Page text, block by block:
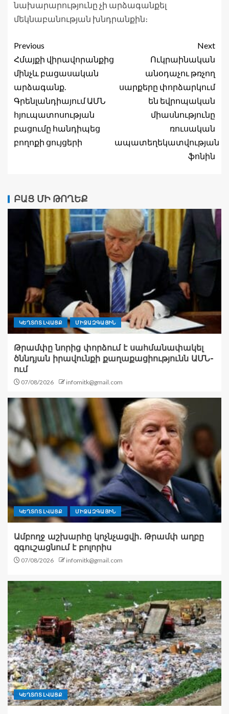
նախարարությունը չի արձագանքել
մեկնաբանության խնդրանքին։
Previous
Հմայքի վիրավորանքից
մինչև բացասական
արձագանք.
Գրենլանդիայում ԱՄՆ
հյուպատոսության
բացումը հանդիպեց
բողոքի ցույցերի
Next
Ուկրաինական
անօդաչու թռչող
սարքերը փորձարկում
են եվրոպական
միասնությունը
ռուսական
ապատեղեկատվության
ֆոնին
ԲԱՑ ՄԻ ԹՈՂԵՔ
ԿԵՂՏՈՏ ԼՎԱՑՔ ՄԻՋԱԶԳԱՅԻՆ
Թրամփը նորից փորձում է սահմանափակել
ծննդյան իրավունքի քաղաքացիությունն ԱՄՆ-
ում
07/08/2026 infomitk@gmail.com
ԿԵՂՏՈՏ ԼՎԱՑՔ ՄԻՋԱԶԳԱՅԻՆ
Ամբողջ աշխարհը կոչնչացվի․ Թրամփ աղբը
զգուշացնում է բոլորիս
07/08/2026 infomitk@gmail.com
ԿԵՂՏՈՏ ԼՎԱՑՔ